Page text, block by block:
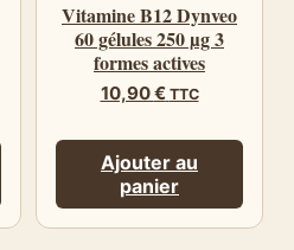
Vitamine B12 Dynveo
60 gélules 250 µg 3
formes actives
10,90€ TTC
Ajouter au
panier